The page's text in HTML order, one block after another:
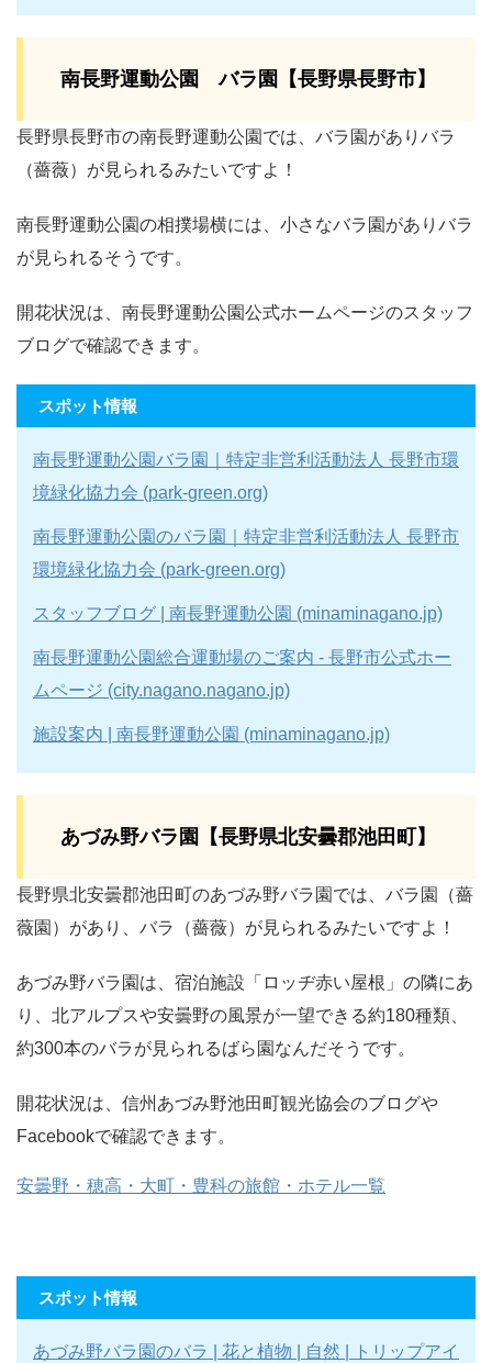
南長野運動公園 バラ園【長野県長野市】
長野県長野市の南長野運動公園では、バラ園がありバラ
（薔薇）が見られるみたいですよ！
南長野運動公園の相撲場横には、小さなバラ園がありバラ
が見られるそうです。
開花状況は、南長野運動公園公式ホームページのスタッフ
ブログで確認できます。
スポット情報
南長野運動公園バラ園｜特定非営利活動法人 長野市環
境緑化協力会 (park-green.org)
南長野運動公園のバラ園｜特定非営利活動法人 長野市
環境緑化協力会 (park-green.org)
スタッフブログ | 南長野運動公園 (minaminagano.jp)
南長野運動公園総合運動場のご案内 - 長野市公式ホー
ムページ (city.nagano.nagano.jp)
施設案内 | 南長野運動公園 (minaminagano.jp)
あづみ野バラ園【長野県北安曇郡池田町】
長野県北安曇郡池田町のあづみ野バラ園では、バラ園（薔
薇園）があり、バラ（薔薇）が見られるみたいですよ！
あづみ野バラ園は、宿泊施設「ロッヂ赤い屋根」の隣にあ
り、北アルプスや安曇野の風景が一望できる約180種類、
約300本のバラが見られるばら園なんだそうです。
開花状況は、信州あづみ野池田町観光協会のブログや
Facebookで確認できます。
安曇野・穂高・大町・豊科の旅館・ホテル一覧
スポット情報
あづみ野バラ園のバラ | 花と植物 | 自然 | トリップアイ